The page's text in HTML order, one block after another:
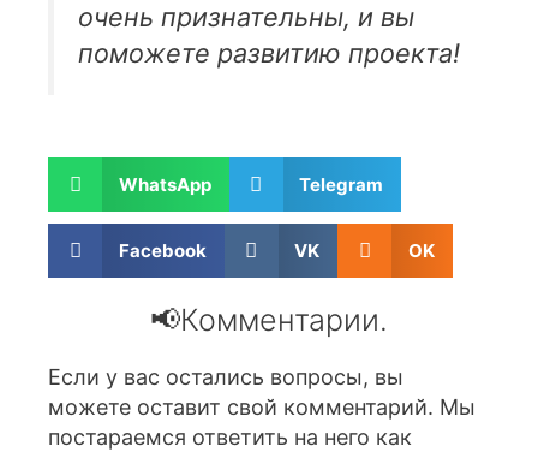
очень признательны, и вы
поможете развитию проекта!
WhatsApp Telegram
Facebook VK OK
📢Комментарии.
Если у вас остались вопросы, вы
можете оставит свой комментарий. Мы
постараемся ответить на него как